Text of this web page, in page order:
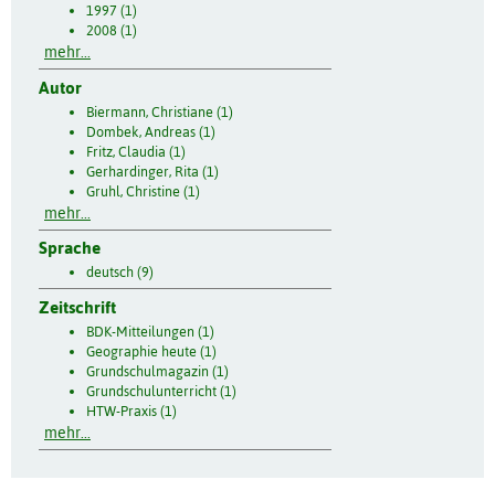
1997 (1)
2008 (1)
mehr...
Autor
Biermann, Christiane (1)
Dombek, Andreas (1)
Fritz, Claudia (1)
Gerhardinger, Rita (1)
Gruhl, Christine (1)
mehr...
Sprache
deutsch (9)
Zeitschrift
BDK-Mitteilungen (1)
Geographie heute (1)
Grundschulmagazin (1)
Grundschulunterricht (1)
HTW-Praxis (1)
mehr...